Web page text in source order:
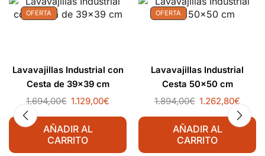
OFERTA
Lavavajillas Industrial con
Cesta de 39×39 cm
1.694,00€ 1.129,00€
AÑADIR AL
CARRITO
OFERTA
Lavavajillas Industrial
Cesta 50×50 cm
1.894,00€ 1.262,80€
AÑADIR AL
CARRITO